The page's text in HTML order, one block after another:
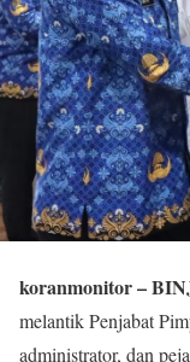
koranmonitor–
melantik Penjabat
administrator, dan